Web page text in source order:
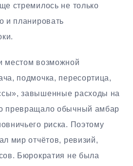
стремилось не только
и планировать
местом возможной
подмочка, пересортица,
завышенные расходы на
превращало обычный амбар
риска. Поэтому
мир отчётов, ревизий,
Бюрократия не была